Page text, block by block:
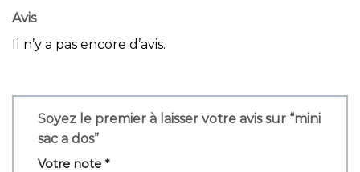
Avis
Il n’y a pas encore d’avis.
Soyez le premier à laisser votre avis sur “mini
sac a dos”
Votre note *